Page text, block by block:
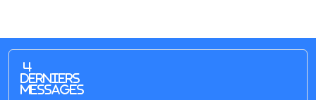
4
derniers
messages